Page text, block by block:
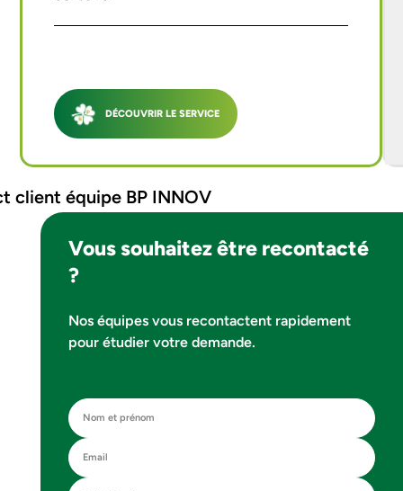
DÉCOUVRIR LE SERVICE
Vous souhaitez être recontacté
?
Nos équipes vous recontactent rapidement
pour étudier votre demande.